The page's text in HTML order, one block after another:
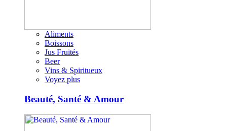
Aliments
Boissons
Jus Fruités
Beer
Vins & Spiritueux
Voyez plus
Beauté, Santé & Amour